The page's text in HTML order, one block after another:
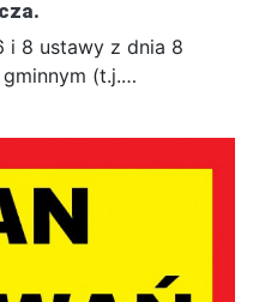
i 8 ustawy z dnia 8
(t.j.…